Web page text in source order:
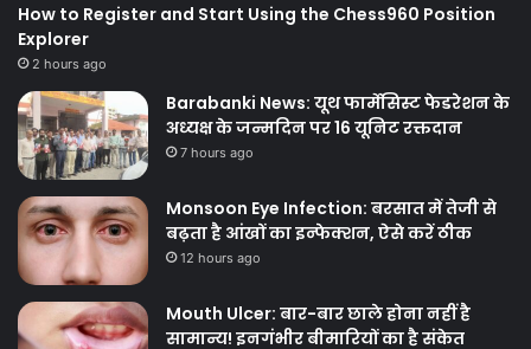
How to Register and Start Using the Chess960 Position
Explorer
2 hours ago
Barabanki News: यूथ फार्मेसिस्ट फेडरेशन के
अध्यक्ष के जन्मदिन पर 16 यूनिट रक्तदान
7 hours ago
Monsoon Eye Infection: बरसात में तेजी से
बढ़ता है आंखों का इन्फेक्शन, ऐसे करें ठीक
12 hours ago
Mouth Ulcer: बार-बार छाले होना नहीं है
सामान्य! इनगंभीर बीमारियों का है संकेत